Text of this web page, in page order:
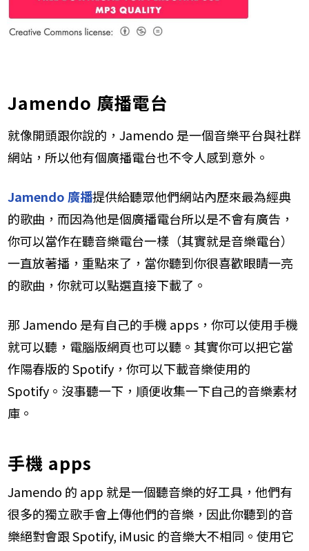
Jamendo 廣播電台
就像開頭跟你說的，Jamendo 是一個音樂平台與社群
網站，所以他有個廣播電台也不令人感到意外。​
Jamendo 廣播提供給聽眾他們網站內歷來最為經典
的歌曲，而因為他是個廣播電台所以是不會有廣告，
你可以當作在聽音樂電台一樣（其實就是音樂電台）
一直放著播，重點來了，當你聽到你很喜歡眼睛一亮
的歌曲，你就可以點選直接下載了。
那 Jamendo 是有自己的手機 apps，你可以使用手機
就可以聽，電腦版網頁也可以聽。其實你可以把它當
作陽春版的 Spotify，你可以下載音樂使用的
Spotify。沒事聽一下，順便收集一下自己的音樂素材
庫。
手機 apps
​Jamendo 的 app 就是一個聽音樂的好工具，他們有
很多的獨立歌手會上傳他們的音樂，因此你聽到的音
樂絕對會跟 Spotify, iMusic 的音樂大不相同。使用它